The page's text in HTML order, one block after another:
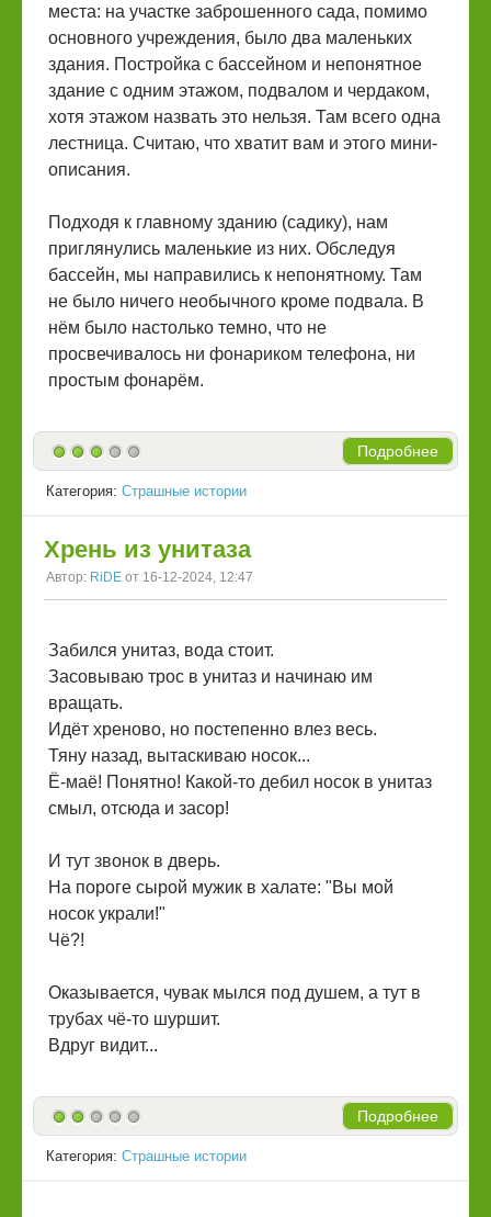
места: на участке заброшенного сада, помимо
основного учреждения, было два маленьких
здания. Постройка с бассейном и непонятное
здание с одним этажом, подвалом и чердаком,
хотя этажом назвать это нельзя. Там всего одна
лестница. Считаю, что хватит вам и этого мини-
описания.
Подходя к главному зданию (садику), нам
приглянулись маленькие из них. Обследуя
бассейн, мы направились к непонятному. Там
не было ничего необычного кроме подвала. В
нём было настолько темно, что не
просвечивалось ни фонариком телефона, ни
простым фонарём.
Подробнее
Категория: Страшные истории
Хрень из унитаза
Автор: RiDE от 16-12-2024, 12:47
Забился унитаз, вода стоит.
Засовываю трос в унитаз и начинаю им
вращать.
Идёт хреново, но постепенно влез весь.
Тяну назад, вытаскиваю носок...
Ё-маё! Понятно! Какой-то дебил носок в унитаз
смыл, отсюда и засор!
И тут звонок в дверь.
На пороге сырой мужик в халате: "Вы мой
носок украли!"
Чё?!
Оказывается, чувак мылся под душем, а тут в
трубах чё-то шуршит.
Вдруг видит...
Подробнее
Категория: Страшные истории